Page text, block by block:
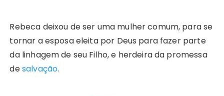
Rebeca deixou de ser uma mulher comum, para se
tornar a esposa eleita por Deus para fazer parte
da linhagem de seu Filho, e herdeira da promessa
desalvação.